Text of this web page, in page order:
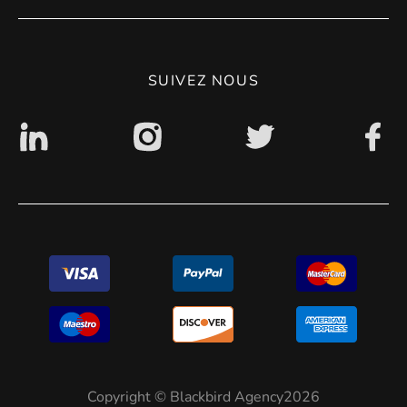
CGV
SUIVEZ NOUS
Copyright © Blackbird Agency2026